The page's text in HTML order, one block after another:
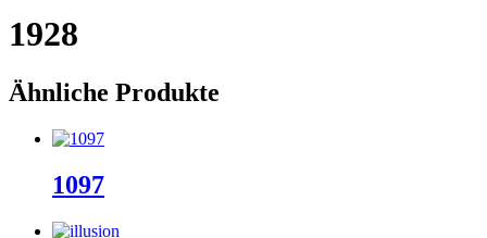
1928
Ähnliche Produkte
1097